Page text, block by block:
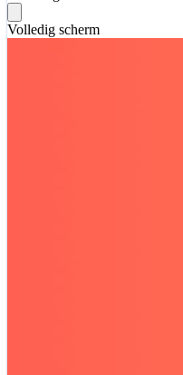
Volledig scherm